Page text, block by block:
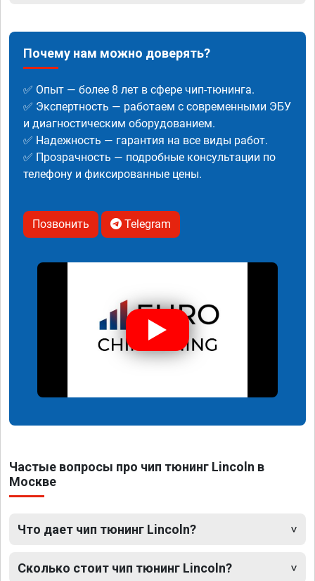
Почему нам можно доверять?
✅ Опыт — более 8 лет в сфере чип-тюнинга.
✅ Экспертность — работаем с современными ЭБУ
и диагностическим оборудованием.
✅ Надежность — гарантия на все виды работ.
✅ Прозрачность — подробные консультации по
телефону и фиксированные цены.
Позвонить Telegram
Частые вопросы про чип тюнинг Lincoln в
Москве
Что дает чип тюнинг Lincoln?
Сколько стоит чип тюнинг Lincoln?